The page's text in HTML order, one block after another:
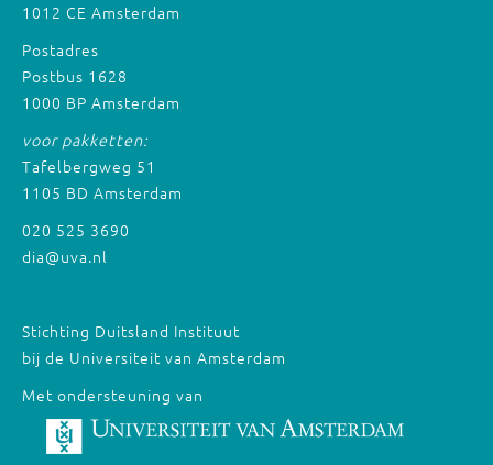
1012 CE Amsterdam
Postadres
Postbus 1628
1000 BP Amsterdam
voor pakketten:
Tafelbergweg 51
1105 BD Amsterdam
020 525 3690
dia@uva.nl
Stichting Duitsland Instituut
bij de Universiteit van Amsterdam
Met ondersteuning van